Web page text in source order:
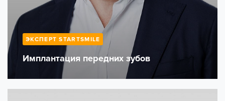
ЭКСПЕРТ STARTSMILE
Имплантация передних зубов